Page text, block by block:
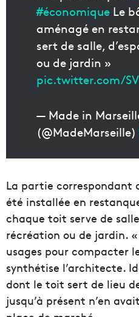
#économique Le
aménagé en
sert de salle,
ou de jardin »
pic.twitter.com/
— Made in
(@MadeMarseille)
La partie correspondant
été installée en
chaque toit serve de
récréation ou de jardin.
usages pour compacter
synthétise l’architecte.
dont le toit sert de lieu
jusqu’à présent n’en